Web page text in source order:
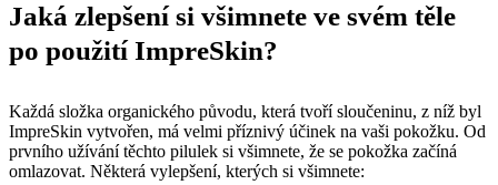
Jaká zlepšení si všimnete ve svém těle
po použití ImpreSkin?
Každá složka organického původu, která tvoří sloučeninu, z níž byl
ImpreSkin vytvořen, má velmi příznivý účinek na vaši pokožku. Od
prvního užívání těchto pilulek si všimnete, že se pokožka začíná
omlazovat. Některá vylepšení, kterých si všimnete: